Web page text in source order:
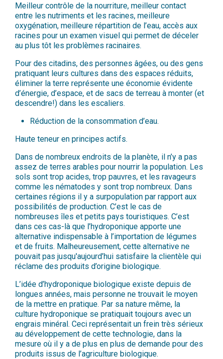
Meilleur contrôle de la nourriture, meilleur contact
entre les nutriments et les racines, meilleure
oxygénation, meilleure répartition de l’eau, accès aux
racines pour un examen visuel qui permet de déceler
au plus tôt les problèmes racinaires.
Pour des citadins, des personnes âgées, ou des gens
pratiquant leurs cultures dans des espaces réduits,
éliminer la terre représente une économie évidente
d’énergie, d’espace, et de sacs de terreau à monter (et
descendre!) dans les escaliers.
Réduction de la consommation d’eau.
Haute teneur en principes actifs.
Dans de nombreux endroits de la planète, il n’y a pas
assez de terres arables pour nourrir la population. Les
sols sont trop acides, trop pauvres, et les ravageurs
comme les nématodes y sont trop nombreux. Dans
certaines régions il y a surpopulation par rapport aux
possibilités de production. C’est le cas de
nombreuses îles et petits pays touristiques. C’est
dans ces cas-là que l’hydroponique apporte une
alternative indispensable à l’importation de légumes
et de fruits. Malheureusement, cette alternative ne
pouvait pas jusqu'aujourd’hui satisfaire la clientèle qui
réclame des produits d’origine biologique.
L’idée d’hydroponique biologique existe depuis de
longues années, mais personne ne trouvait le moyen
de la mettre en pratique. Par sa nature même, la
culture hydroponique se pratiquait toujours avec un
engrais minéral. Ceci représentait un frein très sérieux
au développement de cette technologie, dans la
mesure où il y a de plus en plus de demande pour des
produits issus de l’agriculture biologique.